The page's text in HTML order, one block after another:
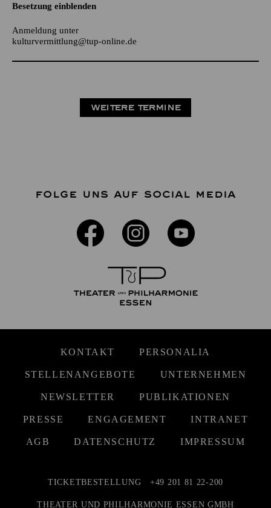
Besetzung einblenden
Anmeldung unter
kulturvermittlung@tup-online.de
WEITERE TERMINE
FOLGE UNS AUF SOCIAL MEDIA
KONTAKT PERSONALIA
STELLENANGEBOTE UNTERNEHMEN
NEWSLETTER PUBLIKATIONEN
PRESSE ENGAGEMENT INTRANET
AGB DATENSCHUTZ IMPRESSUM
TICKETBESTELLUNG +49 201 81 22-200
THEATER UND PHILHARMONIE ESSEN GMBH